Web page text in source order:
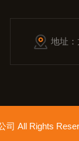
地址
司 All Rights